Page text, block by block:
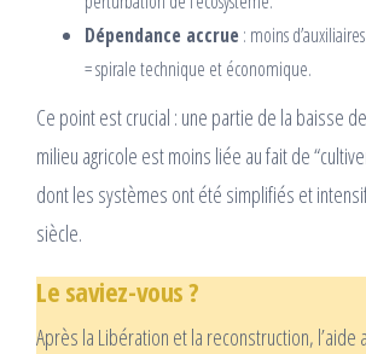
Dépendance accrue : moins
= spirale technique et économique.
Ce point est crucial : une partie de la baisse
milieu agricole est moins liée au fait de
dont les systèmes ont été simplifiés et
siècle.
Le saviez-vous ?
Après la Libération et la reconstruction, l’aide